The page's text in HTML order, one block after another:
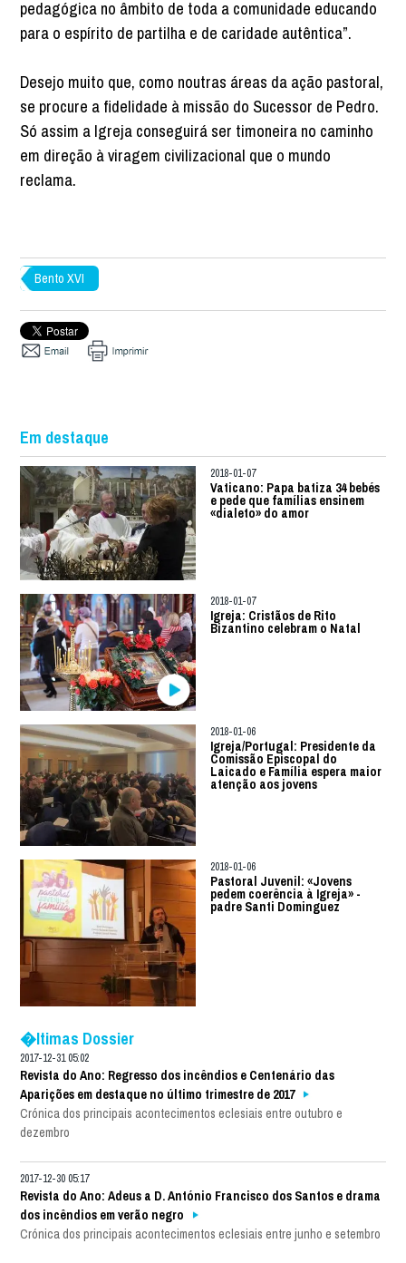
pedagógica no âmbito de toda a comunidade educando
para o espírito de partilha e de caridade autêntica”.
Desejo muito que, como noutras áreas da ação pastoral,
se procure a fidelidade à missão do Sucessor de Pedro.
Só assim a Igreja conseguirá ser timoneira no caminho
em direção à viragem civilizacional que o mundo
reclama.
Bento XVI
Em destaque
2018-01-07
Vaticano: Papa batiza 34 bebés
e pede que famílias ensinem
«dialeto» do amor
2018-01-07
Igreja: Cristãos de Rito
Bizantino celebram o Natal
2018-01-06
Igreja/Portugal: Presidente da
Comissão Episcopal do
Laicado e Família espera maior
atenção aos jovens
2018-01-06
Pastoral Juvenil: «Jovens
pedem coerência à Igreja» -
padre Santi Dominguez
�ltimas Dossier
2017-12-31 05:02
Revista do Ano: Regresso dos incêndios e Centenário das
Aparições em destaque no último trimestre de 2017
Crónica dos principais acontecimentos eclesiais entre outubro e
dezembro
2017-12-30 05:17
Revista do Ano: Adeus a D. António Francisco dos Santos e drama
dos incêndios em verão negro
Crónica dos principais acontecimentos eclesiais entre junho e setembro